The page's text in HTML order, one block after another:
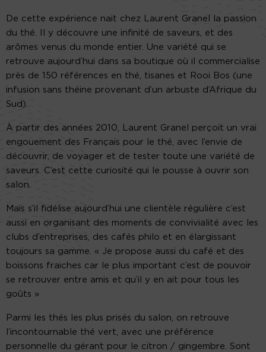
De cette expérience nait chez Laurent Granel la passion
du thé. Il y découvre une infinité de saveurs, et des
arômes venus du monde entier. Une variété qui se
retrouve aujourd’hui dans sa boutique où il commercialise
près de 150 références en thé, tisanes et Rooi Bos (une
infusion sans théine provenant d’un arbuste d’Afrique du
Sud).
À partir des années 2010, Laurent Granel perçoit un vrai
engouement des Français pour le thé, avec l’envie de
découvrir, de voyager et de tester toute une variété de
saveurs. C’est cette curiosité qui le pousse à ouvrir son
salon.
Mais s’il fidélise aujourd’hui une clientèle régulière c’est
aussi en organisant des moments de convivialité avec les
clubs d’entreprises, des cafés philo et en élargissant
toujours sa gamme. « Je propose aussi du café et des
boissons fraiches car le plus important c’est de pouvoir
se retrouver entre amis et qu’il y en ait pour tous les
goûts »
Parmi les thés les plus prisés du salon, on retrouve
l’incontournable thé vert, avec une préférence
personnelle du gérant pour le citron / gingembre. Sont